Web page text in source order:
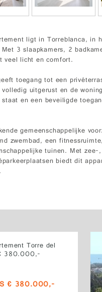
ligt in Torreblanca, in
3 slaapkamers, 2
veel licht en comfort.
toegang tot een
uitgerust en de
en een beveiligde
gemeenschappelijke
zwembad, een
tuinen. Met
biedt dit
Torre del
380.000,-
€ 380.000,-